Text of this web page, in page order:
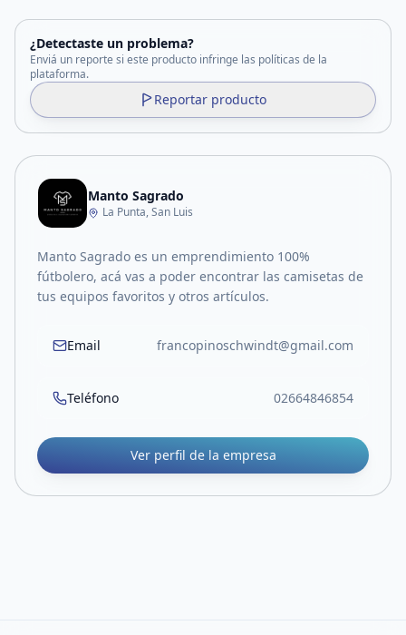
¿Detectaste un problema?
Enviá un reporte si este producto infringe las políticas de la
plataforma.
Reportar producto
Manto Sagrado
La Punta, San Luis
Manto Sagrado es un emprendimiento 100%
fútbolero, acá vas a poder encontrar las camisetas de
tus equipos favoritos y otros artículos.
Email francopinoschwindt@gmail.com
Teléfono 02664846854
Ver perfil de la empresa